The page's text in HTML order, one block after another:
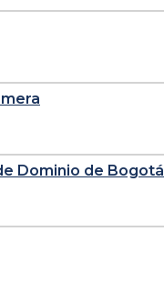
Dominio de Bogotá